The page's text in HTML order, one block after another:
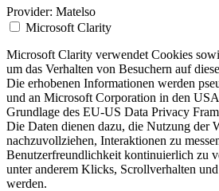
Provider: Matelso
Microsoft Clarity
Microsoft Clarity verwendet Cookies
um das Verhalten von Besuchern auf
Die erhobenen Informationen werden
und an Microsoft Corporation in den
Grundlage des EU-US Data Privacy
Die Daten dienen dazu, die Nutzung der
nachzuvollziehen, Interaktionen zu
Benutzerfreundlichkeit kontinuierlich zu
unter anderem Klicks, Scrollverhalten
werden.